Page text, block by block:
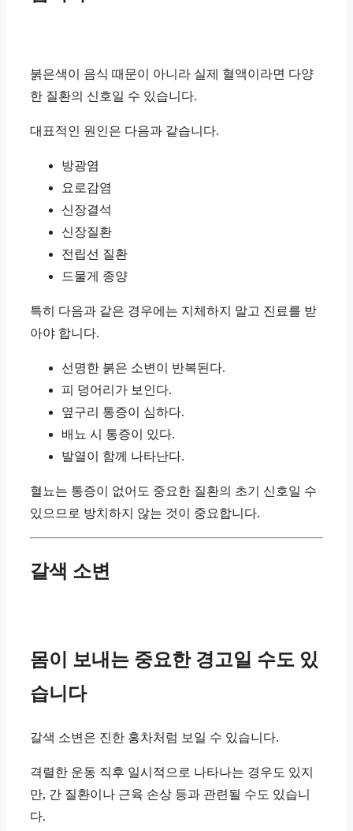
붉은색이 음식 때문이 아니라 실제 혈액이라면 다양
한 질환의 신호일 수 있습니다.
대표적인 원인은 다음과 같습니다.
방광염
요로감염
신장결석
신장질환
전립선 질환
드물게 종양
특히 다음과 같은 경우에는 지체하지 말고 진료를 받
아야 합니다.
선명한 붉은 소변이 반복된다.
피 덩어리가 보인다.
옆구리 통증이 심하다.
배뇨 시 통증이 있다.
발열이 함께 나타난다.
혈뇨는 통증이 없어도 중요한 질환의 초기 신호일 수
있으므로 방치하지 않는 것이 중요합니다.
갈색 소변
몸이 보내는 중요한 경고일 수도 있
습니다
갈색 소변은 진한 홍차처럼 보일 수 있습니다.
격렬한 운동 직후 일시적으로 나타나는 경우도 있지
만, 간 질환이나 근육 손상 등과 관련될 수도 있습니
다.